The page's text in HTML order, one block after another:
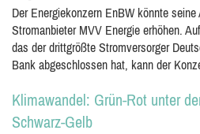
Der Energiekonzern EnBW könnte
Stromanbieter MVV Energie erhöhen.
das der drittgrößte Stromversorger
Bank abgeschlossen hat, kann der
Klimawandel: Grün-Rot unter
Schwarz-Gelb